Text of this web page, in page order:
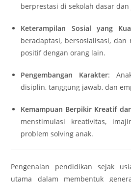
berprestasi di sekolah dasar
Keterampilan Sosial yang
beradaptasi, bersosialisasi,
positif dengan orang lain.
Pengembangan Karakter:
disiplin, tanggung jawab, dan
Kemampuan Berpikir Kreatif
menstimulasi kreativitas,
problem solving anak.
Pengenalan pendidikan sejak
utama dalam membentuk